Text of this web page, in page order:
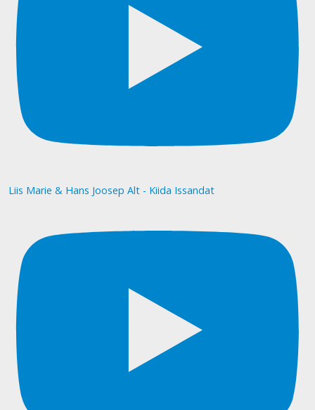
Liis Marie & Hans Joosep Alt - Kiida Issandat